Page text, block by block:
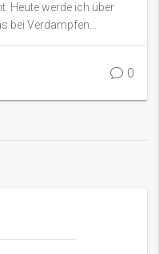
Heute werde ich über
bei Verdampfen
eigentlich, bis HHC wirkt,
neuesten Beitrag 0